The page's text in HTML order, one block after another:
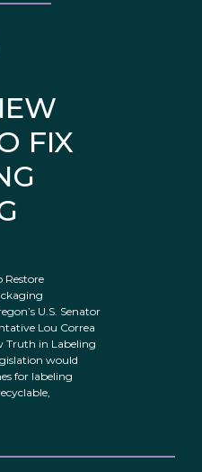
FIX
U.S. Senator
Lou Correa
Truth in Labeling
would
for labeling